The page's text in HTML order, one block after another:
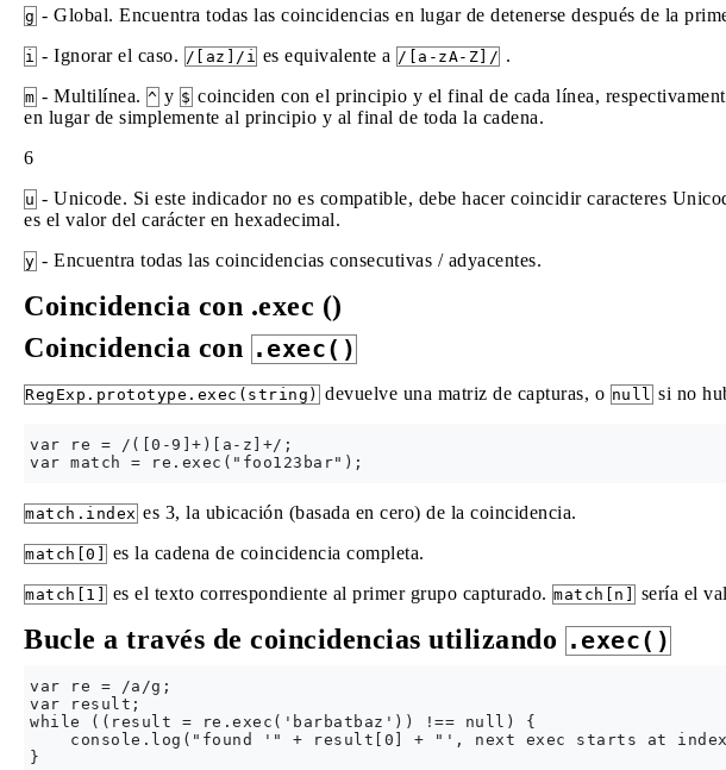
g - Global. Encuentra todas las coincidencias en lugar de detenerse después de la
i - Ignorar el caso. /[az]/i es equivalente a /[a-zA-Z]/ .
m - Multilínea. ^ y $ coinciden con el principio y el final de cada línea,
en lugar de simplemente al principio y al final de toda la cadena.
6
u - Unicode. Si este indicador no es compatible, debe hacer coincidir caracteres
es el valor del carácter en hexadecimal.
y - Encuentra todas las coincidencias consecutivas / adyacentes.
Coincidencia con .exec ()
Coincidencia con .exec()
RegExp.prototype.exec(string) devuelve una matriz de capturas, o null si no
var re = /([0-9]+)[a-z]+/;
match.index es 3, la ubicación (basada en cero) de la coincidencia.
match[0] es la cadena de coincidencia completa.
match[1] es el texto correspondiente al primer grupo capturado. match[n] sería el
Bucle a través de coincidencias utilizando .exec()
var re = /a/g;
var result;
while ((result = re.exec('barbatbaz')) !== null) {
console.log("found '" + result[0] + "', next exec starts at